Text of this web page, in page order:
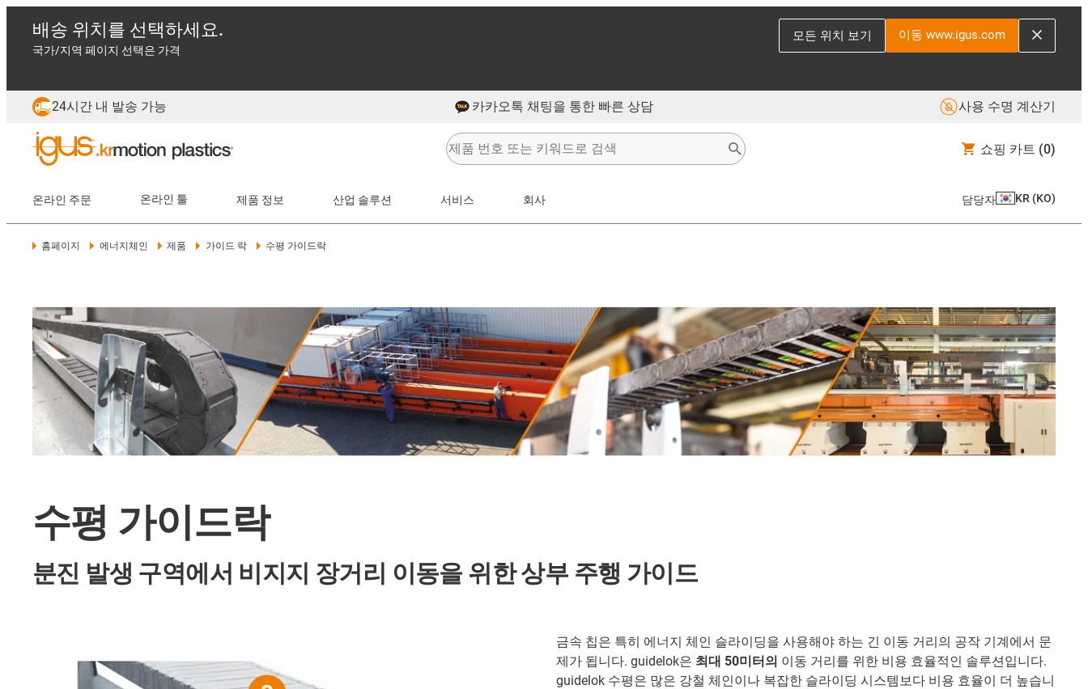
배송 위치를 선택하세요.
국가/지역 페이지 선택은 가격
모든 위치 보기 이동 www.igus.com
24시간 내 발송 가능 카카오톡 채팅을 통한 빠른 상담 사용 수명 계산기
쇼핑 카트 (0)
온라인 주문 온라인 툴 제품 정보 산업 솔루션 서비스 회사 담당자 KR (KO)
홈페이지 에너지체인 제품 가이드 락 수평 가이드락
수평 가이드락
분진 발생 구역에서 비지지 장거리 이동을 위한 상부 주행 가이드
금속 칩은 특히 에너지 체인 슬라이딩을 사용해야 하는 긴 이동 거리의 공작 기계에서 문
제가 됩니다. guidelok은 최대 50미터의 이동 거리를 위한 비용 효율적인 솔루션입니다.
guidelok 수평은 많은 강철 체인이나 복잡한 슬라이딩 시스템보다 비용 효율이 더 높습니